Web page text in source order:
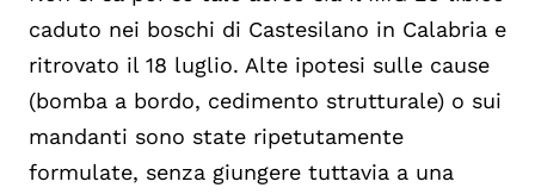
caduto nei boschi di Castesilano in Calabria e
ritrovato il 18 luglio. Alte ipotesi sulle cause
(bomba a bordo, cedimento strutturale) o sui
mandanti sono state ripetutamente
formulate, senza giungere tuttavia a una